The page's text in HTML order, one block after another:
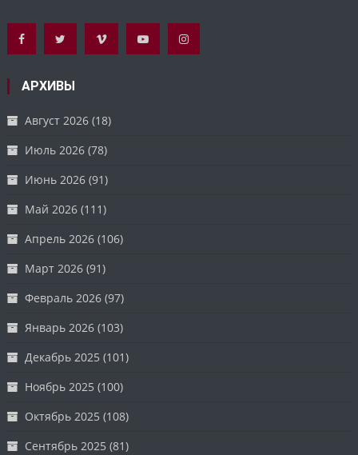
АРХИВЫ
Август 2026 (18)
Июль 2026 (78)
Июнь 2026 (91)
Май 2026 (111)
Апрель 2026 (106)
Март 2026 (91)
Февраль 2026 (97)
Январь 2026 (103)
Декабрь 2025 (101)
Ноябрь 2025 (100)
Октябрь 2025 (108)
Сентябрь 2025 (81)